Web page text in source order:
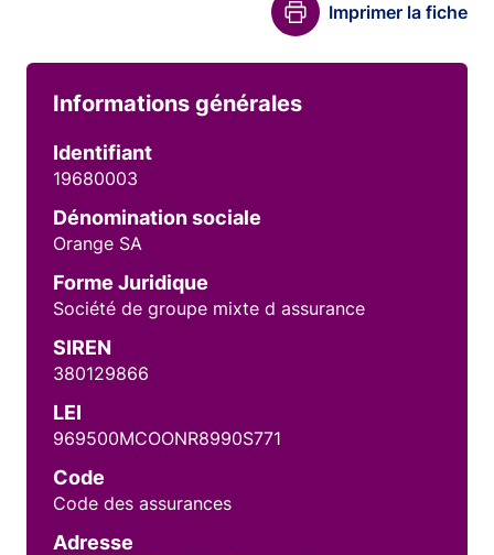
Imprimer la fiche
Informations générales
Identifiant
19680003
Dénomination sociale
Orange SA
Forme Juridique
Société de groupe mixte d assurance
SIREN
380129866
LEI
969500MCOONR8990S771
Code
Code des assurances
Adresse